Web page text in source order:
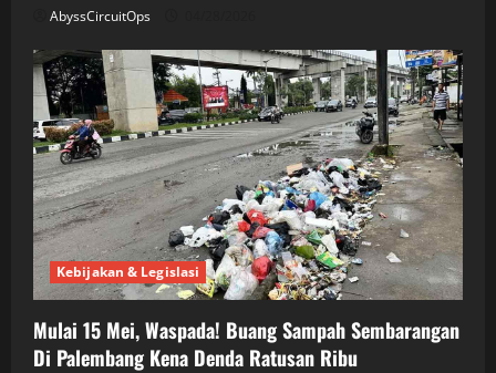
AbyssCircuitOps
Kebijakan & Legislasi
Mulai 15 Mei, Waspada! Buang Sampah Sembarangan
Di Palembang Kena Denda Ratusan Ribu